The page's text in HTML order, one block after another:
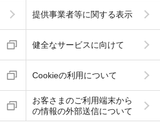
提供事業者等に関する表示
健全なサービスに向けて
Cookieの利用について
お客さまのご利用端末から
の情報の外部送信について